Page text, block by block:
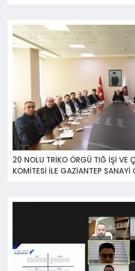
20 NOLU TRİKO ÖRGÜ TIĞ İŞİ VE
KOMİTESİ İLE GAZİANTEP SANAYİ